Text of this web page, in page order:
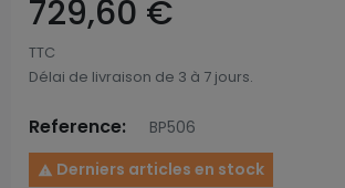
729,60 €
TTC
Délai de livraison de 3 à 7 jours.
Reference: BP506
 Derniers articles en stock